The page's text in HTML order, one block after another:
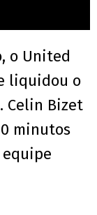
o United
liquidou o
Celin Bizet
minutos